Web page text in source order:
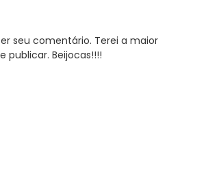
seu comentário. Terei a maior
publicar. Beijocas!!!!